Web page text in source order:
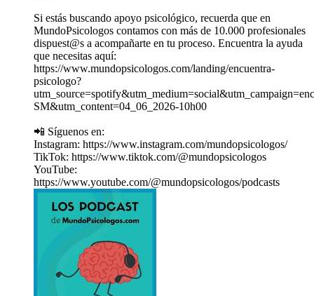
Si estás buscando apoyo psicológico, recuerda que en
MundoPsicologos contamos con más de 10.000 profesionales
dispuest@s a acompañarte en tu proceso. Encuentra la ayuda
que necesitas aquí:
⁠https://www.mundopsicologos.com/landing/encuentra-
psicologo?
SM&utm_content=04_06_2026-10h00
📲 Síguenos en:
Instagram: ⁠https://www.instagram.com/mundopsicologos/⁠
TikTok: ⁠https://www.tiktok.com/@mundopsicologos⁠
YouTube:
⁠https://www.youtube.com/@mundopsicologos/podcasts⁠